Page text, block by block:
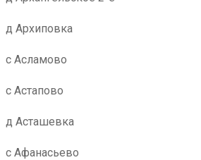
д Архиповка
с Асламово
с Астапово
д Асташевка
с Афанасьево